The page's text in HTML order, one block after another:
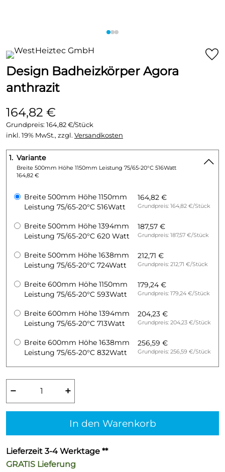
Design Badheizkörper Agora
anthrazit
164,82 €
Grundpreis: 164,82 €/Stück
inkl. 19% MwSt., zzgl. Versandkosten
1. Variante
Breite 500mm Höhe 1150mm Leistung 75/65-20°C 516Watt
164,82 €
Breite 500mm Höhe 1150mm
Leistung 75/65-20°C 516Watt
164,82 €
Grundpreis: 164,82 €/Stück
Breite 500mm Höhe 1394mm
Leistung 75/65-20°C 620 Watt
187,57 €
Grundpreis: 187,57 €/Stück
Breite 500mm Höhe 1638mm
Leistung 75/65-20°C 724Watt
212,71 €
Grundpreis: 212,71 €/Stück
Breite 600mm Höhe 1150mm
Leistung 75/65-20°C 593Watt
179,24 €
Grundpreis: 179,24 €/Stück
Breite 600mm Höhe 1394mm
Leistung 75/65-20°C 713Watt
204,23 €
Grundpreis: 204,23 €/Stück
Breite 600mm Höhe 1638mm
Leistung 75/65-20°C 832Watt
256,59 €
Grundpreis: 256,59 €/Stück
− +
In den Warenkorb
Lieferzeit 3-4 Werktage **
GRATIS Lieferung